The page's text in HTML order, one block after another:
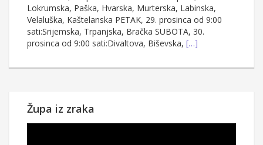
Lokrumska, Paška, Hvarska, Murterska, Labinska,
Velaluška, Kaštelanska PETAK, 29. prosinca od 9:00
sati:Srijemska, Trpanjska, Bračka SUBOTA, 30.
prosinca od 9:00 sati:Divaltova, Biševska, […]
Župa iz zraka